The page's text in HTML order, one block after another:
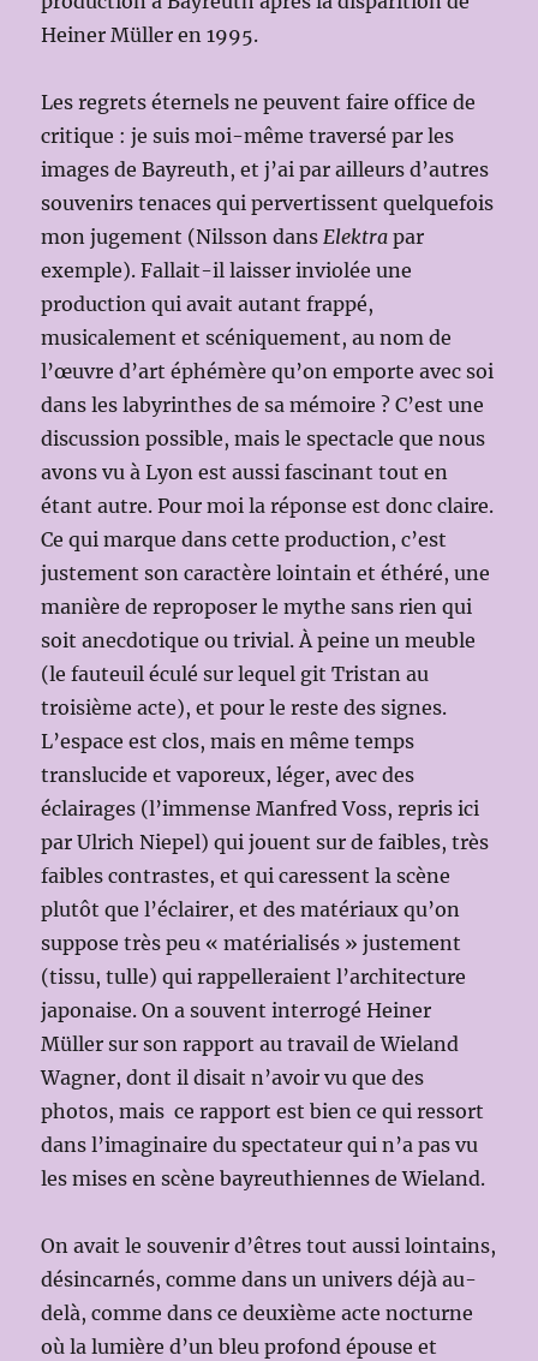
Heiner Müller en 1995.
Les regrets éternels ne peuvent faire office de
critique : je suis moi-même traversé par les
images de Bayreuth, et j’ai par ailleurs d’autres
souvenirs tenaces qui pervertissent quelquefois
mon jugement (Nilsson dansElektrapar
exemple). Fallait-il laisser inviolée une
production qui avait autant frappé,
musicalement et scéniquement, au nom de
l’œuvre d’art éphémère qu’on emporte avec soi
dans les labyrinthes de sa mémoire ? C’est une
discussion possible, mais le spectacle que nous
avons vu à Lyon est aussi fascinant tout en
étant autre. Pour moi la réponse est donc claire.
Ce qui marque dans cette production, c’est
justement son caractère lointain et éthéré, une
manière de reproposer le mythe sans rien qui
soit anecdotique ou trivial. À peine un meuble
(le fauteuil éculé sur lequel git Tristan au
troisième acte), et pour le reste des signes.
L’espace est clos, mais en même temps
translucide et vaporeux, léger, avec des
éclairages (l’immense Manfred Voss, repris ici
par Ulrich Niepel) qui jouent sur de faibles, très
faibles contrastes, et qui caressent la scène
plutôt que l’éclairer, et des matériaux qu’on
suppose très peu « matérialisés » justement
(tissu, tulle) qui rappelleraient l’architecture
japonaise. On a souvent interrogé Heiner
Müller sur son rapport au travail de Wieland
Wagner, dont il disait n’avoir vu que des
photos, mais ce rapport est bien ce qui ressort
dans l’imaginaire du spectateur qui n’a pas vu
les mises en scène bayreuthiennes de Wieland.
On avait le souvenir d’êtres tout aussi lointains,
désincarnés, comme dans un univers déjà au-
delà, comme dans ce deuxième acte nocturne
où la lumière d’un bleu profond épouse et